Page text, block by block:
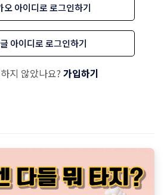
오 아이디로 로그인하기
아이디로 로그인하기
지 않았나요? 가입하기